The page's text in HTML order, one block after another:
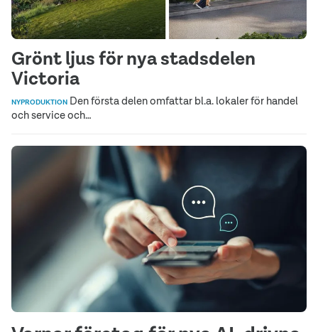
Grönt ljus för nya stadsdelen
Victoria
NYPRODUKTION Den första delen omfattar bl.a. lokaler för handel
och service och…